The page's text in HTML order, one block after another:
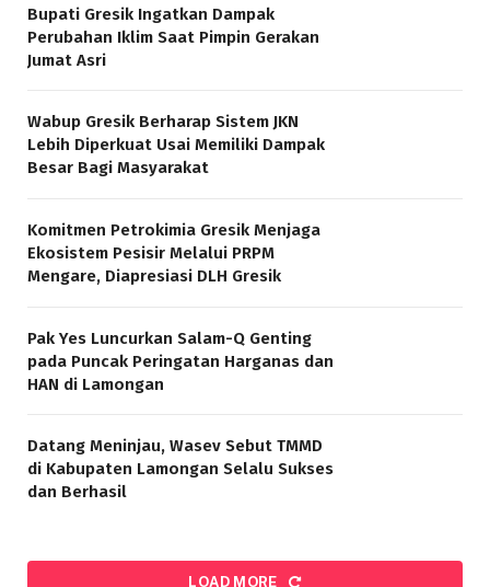
Bupati Gresik Ingatkan Dampak
Perubahan Iklim Saat Pimpin Gerakan
Jumat Asri
Wabup Gresik Berharap Sistem JKN
Lebih Diperkuat Usai Memiliki Dampak
Besar Bagi Masyarakat
Komitmen Petrokimia Gresik Menjaga
Ekosistem Pesisir Melalui PRPM
Mengare, Diapresiasi DLH Gresik
Pak Yes Luncurkan Salam-Q Genting
pada Puncak Peringatan Harganas dan
HAN di Lamongan
Datang Meninjau, Wasev Sebut TMMD
di Kabupaten Lamongan Selalu Sukses
dan Berhasil
LOAD MORE